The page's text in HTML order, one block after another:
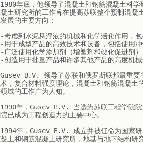
1980年底，他领导了混凝土和钢筋混凝土科
凝土研究所的工作旨在提高苏联整个预制混
发展的主要方向：
-考虑到水泥悬浮液的机械和化学活化作用，
-用于成型产品的高效技术和设备，包括使用冲
-广泛使用化学添加剂（增塑剂和硬化促进剂
-创造用于批量产品和许多其他产品的高度机械
Gusev B.V. 领导了苏联和俄罗斯联邦最重要
术，复合材料强度理论，混凝土和钢筋混凝土
领域的工作广为人知。
1990年，Gusev B.V. 当选为苏联工程学院院
院已成为工程创造力的主要中心。
1994年，Gusev B.V. 成立并被任命为国家研
凝土和钢筋混凝土研究所，地基与地下结构研